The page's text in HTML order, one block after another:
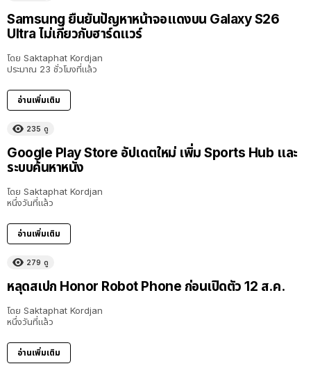
Samsung ยืนยันปัญหาหน้าจอแดงบน Galaxy S26
Ultra ไม่เกี่ยวกับฮาร์ดแวร์
โดย Saktaphat Kordjan
ประมาณ 23 ชั่วโมงที่แล้ว
อ่านเพิ่มเติม
235 ดู
Google Play Store อัปเดตใหม่ เพิ่ม Sports Hub และ
ระบบค้นหาหนัง
โดย Saktaphat Kordjan
หนึ่งวันที่แล้ว
อ่านเพิ่มเติม
279 ดู
หลุดสเปก Honor Robot Phone ก่อนเปิดตัว 12 ส.ค.
โดย Saktaphat Kordjan
หนึ่งวันที่แล้ว
อ่านเพิ่มเติม